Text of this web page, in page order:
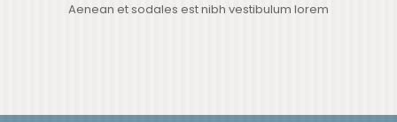
Aenean et sodales est nibh vestibulum lorem